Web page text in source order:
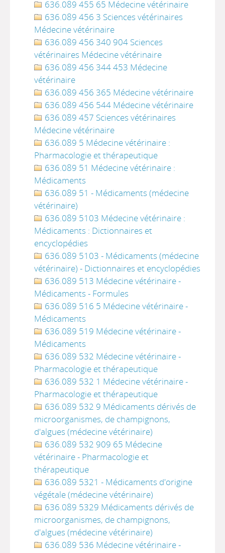
636.089 455 65 Médecine vétérinaire
636.089 456 3 Sciences vétérinaires
Médecine vétérinaire
636.089 456 340 904 Sciences
vétérinaires Médecine vétérinaire
636.089 456 344 453 Médecine
vétérinaire
636.089 456 365 Médecine vétérinaire
636.089 456 544 Médecine vétérinaire
636.089 457 Sciences vétérinaires
Médecine vétérinaire
636.089 5 Médecine vétérinaire :
Pharmacologie et thérapeutique
636.089 51 Médecine vétérinaire :
Médicaments
636.089 51 - Médicaments (médecine
vétérinaire)
636.089 5103 Médecine vétérinaire :
Médicaments : Dictionnaires et
encyclopédies
636.089 5103 - Médicaments (médecine
vétérinaire) - Dictionnaires et encyclopédies
636.089 513 Médecine vétérinaire -
Médicaments - Formules
636.089 516 5 Médecine vétérinaire -
Médicaments
636.089 519 Médecine vétérinaire -
Médicaments
636.089 532 Médecine vétérinaire -
Pharmacologie et thérapeutique
636.089 532 1 Médecine vétérinaire -
Pharmacologie et thérapeutique
636.089 532 9 Médicaments dérivés de
microorganismes, de champignons,
d'algues (médecine vétérinaire)
636.089 532 909 65 Médecine
vétérinaire - Pharmacologie et
thérapeutique
636.089 5321 - Médicaments d'origine
végétale (médecine vétérinaire)
636.089 5329 Médicaments dérivés de
microorganismes, de champignons,
d'algues (médecine vétérinaire)
636.089 536 Médecine vétérinaire -